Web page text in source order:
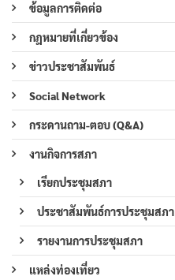
ข้อมูลการติดต่อ
กฎหมายที่เกี่ยวข้อง
ข่าวประชาสัมพันธ์
Social Network
กระดานถาม-ตอบ (Q&A)
งานกิจการสภา
เรียกประชุมสภา
ประชาสัมพันธ์การประชุมสภา
รายงานการประชุมสภา
แหล่งท่องเที่ยว